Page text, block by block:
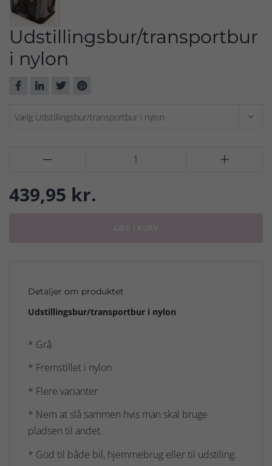
Udstillingsbur/transportbur
i nylon
 
439,95 kr.
Detaljer om produktet
Udstillingsbur/transportbur i nylon
* Grå
* Fremstillet i nylon
* Flere varianter
* Nem at slå sammen hvis man skal bruge
pladsen til andet.
* God til både bil, hjemmebrug eller til udstiling.